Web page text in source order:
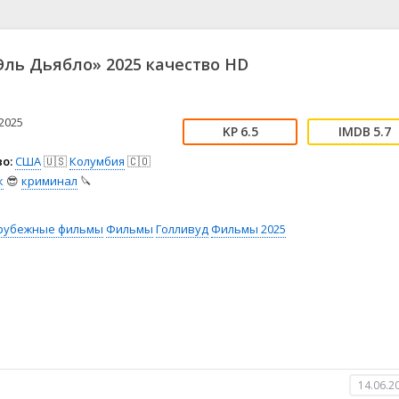
👨‍💼 Новости
тв
😱 Ужасы
🤠 Фильм-нуар
🧝‍♂️ Фэнтези
Дьябло» 2025 качество HD
США🇺🇸Колумбия 🇨🇴
😎 криминал 🔪
6.5 5.7
фильмы Фильмы ГолливудФильмы 2025